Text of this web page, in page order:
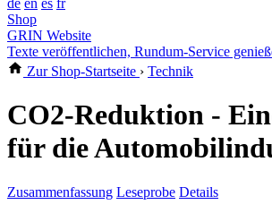
de en es fr
Shop
GRIN Website
Texte veröffentlichen, Rundum-Service
Zur Shop-Startseite › Technik
CO2-Reduktion -
für die
Zusammenfassung Leseprobe Details